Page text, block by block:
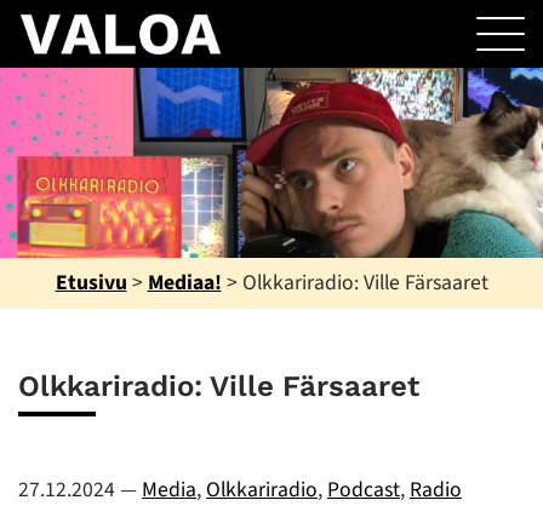
Etusivu > Mediaa! > Olkkariradio: Ville Färsaaret
Olkkariradio: Ville Färsaaret
27.12.2024— Media, Olkkariradio, Podcast, Radio